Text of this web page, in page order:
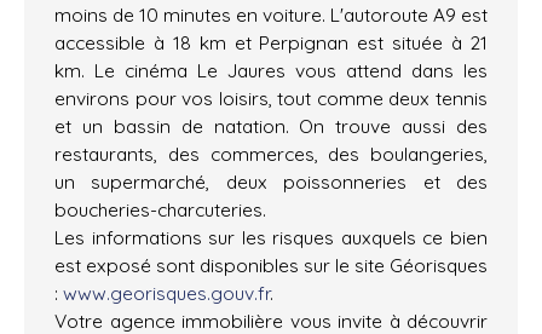
moins de 10 minutes en voiture. L'autoroute A9 est
accessible à 18 km et Perpignan est située à 21
km. Le cinéma Le Jaures vous attend dans les
environs pour vos loisirs, tout comme deux tennis
et un bassin de natation. On trouve aussi des
restaurants, des commerces, des boulangeries,
un supermarché, deux poissonneries et des
boucheries-charcuteries.
Les informations sur les risques auxquels ce bien
est exposé sont disponibles sur le site Géorisques
: www.georisques.gouv.fr.
Votre agence immobilière vous invite à découvrir